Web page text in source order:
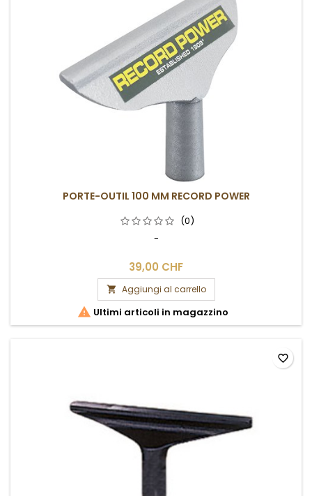
PORTE-OUTIL 100 MM RECORD POWER
(0)
-
39,00 CHF
 Aggiungi al carrello
 Ultimi articoli in magazzino
favorite_border